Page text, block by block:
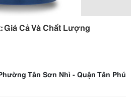
Cả Và Chất Lượng
Tân Sơn Nhì - Quận Tân Phú